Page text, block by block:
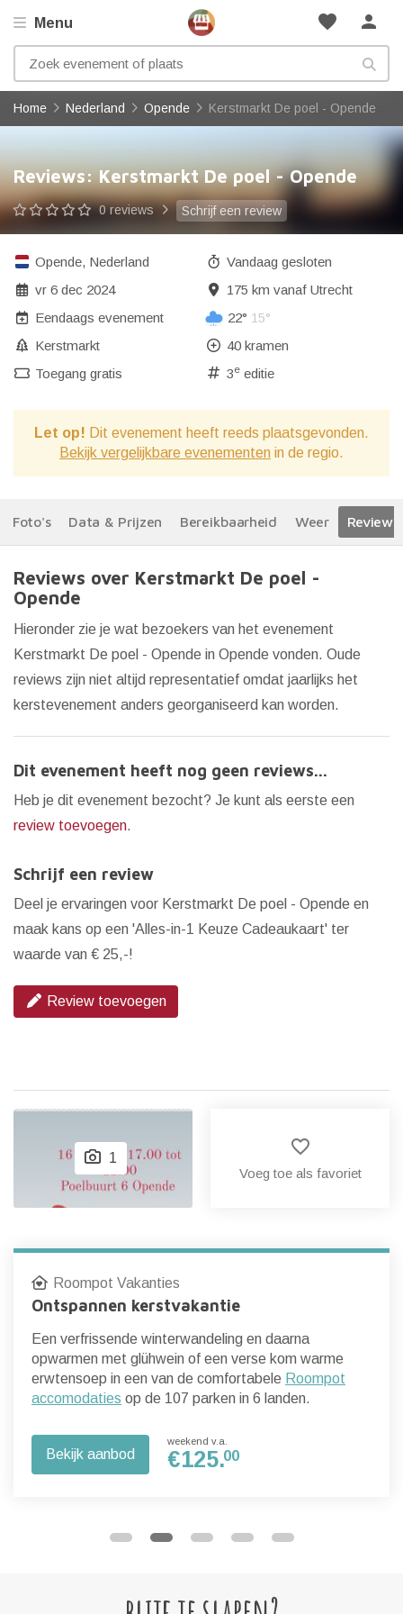
favorite person
Menu
Home Nederland Opende Kerstmarkt De poel - Opende
Reviews: Kerstmarkt De poel - Opende
0 reviews Schrijf een review
Opende, Nederland
vr 6 dec 2024
Eendaags evenement
Kerstmarkt
Toegang gratis
Vandaag gesloten
175 km vanaf Utrecht
22° 15°
40 kramen
3eeditie
Let op! Dit evenement heeft reeds plaatsgevonden.
Bekijk vergelijkbare evenementen in de regio.
Foto's Data & Prijzen Bereikbaarheid Weer Reviews
Reviews over Kerstmarkt De poel -
Opende
Hieronder zie je wat bezoekers van het evenement
Kerstmarkt De poel - Opende in Opende vonden. Oude
reviews zijn niet altijd representatief omdat jaarlijks het
kerstevenement anders georganiseerd kan worden.
Dit evenement heeft nog geen reviews...
Heb je dit evenement bezocht? Je kunt als eerste een
review toevoegen.
Schrijf een review
Deel je ervaringen voor Kerstmarkt De poel - Opende en
maak kans op een 'Alles-in-1 Keuze Cadeaukaart' ter
waarde van € 25,-!
Review toevoegen
1
favorite_border
Voeg toe als favoriet
Roompot Vakanties
Ontspannen kerstvakantie
Een verfrissende winterwandeling en daarna
opwarmen met glühwein of een verse kom warme
erwtensoep in een van de comfortabele Roompot
accomodaties op de 107 parken in 6 landen.
Bekijk aanbod
weekend v.a.
€125.00